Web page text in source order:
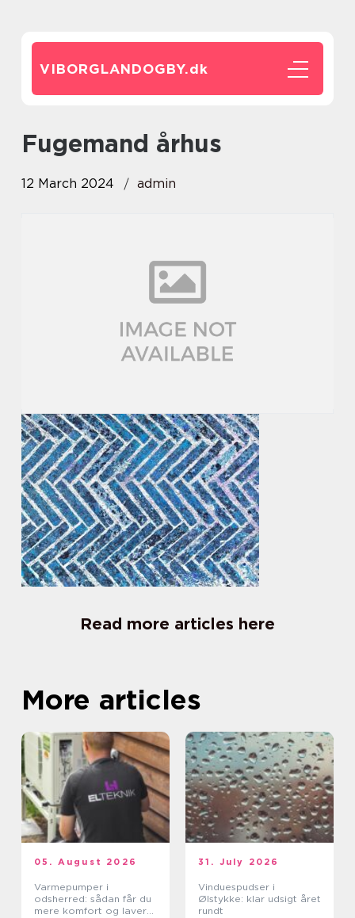
VIBORGLANDOGBY.dk
Fugemand århus
12 March 2024 admin
Read more articles here
More articles
05. August 2026
Varmepumper i
odsherred: sådan får du
mere komfort og lavere
31. July 2026
Vinduespudser i
Ølstykke: klar udsigt året
rundt